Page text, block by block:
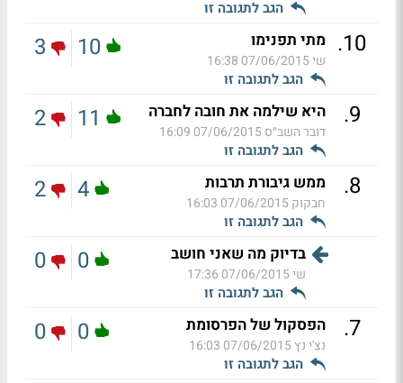
הגב לתגובה זו
10
. מתי תפנימו
שי07/06/2015 16:38
הגב לתגובה זו
10
3
9
. היא שילמה את חובה לחברה
דובר השב״ס07/06/2015 16:09
הגב לתגובה זו
11
2
8
. ממש גיבורת תרבות
חבקוק07/06/2015 16:03
הגב לתגובה זו
4
2
בדיוק מה שאני חושב
שי07/06/2015 17:36
הגב לתגובה זו
0
0
7
. הפסקול של הפרסומת
נצ'י נץ07/06/2015 16:03
הגב לתגובה זו
0
0